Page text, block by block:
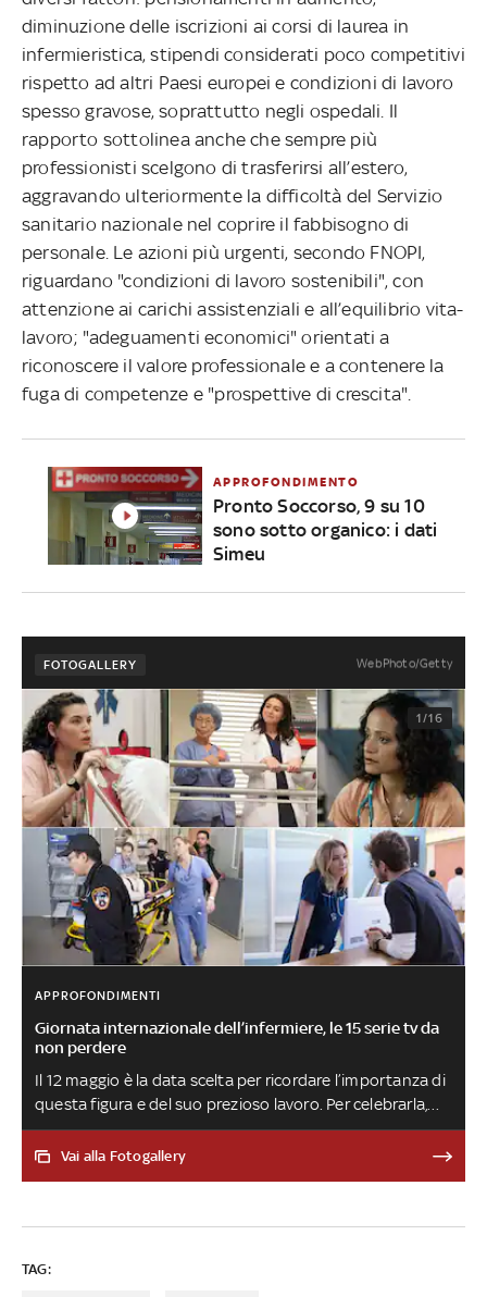
diminuzione delle iscrizioni ai corsi di laurea in
infermieristica, stipendi considerati poco competitivi
rispetto ad altri Paesi europei e condizioni di lavoro
spesso gravose, soprattutto negli ospedali. Il
rapporto sottolinea anche che sempre più
professionisti scelgono di trasferirsi all’estero,
aggravando ulteriormente la difficoltà del Servizio
sanitario nazionale nel coprire il fabbisogno di
personale. Le azioni più urgenti, secondo FNOPI,
riguardano "condizioni di lavoro sostenibili", con
attenzione ai carichi assistenziali e all’equilibrio vita-
lavoro; "adeguamenti economici" orientati a
riconoscere il valore professionale e a contenere la
fuga di competenze e "prospettive di crescita".
APPROFONDIMENTO
Pronto Soccorso, 9 su 10
sono sotto organico: i dati
Simeu
FOTOGALLERY WebPhoto/Getty
1/16
APPROFONDIMENTI
Giornata internazionale dell’infermiere, le 15 serie tv da
non perdere
Il 12 maggio è la data scelta per ricordare l’importanza di
questa figura e del suo prezioso lavoro. Per celebrarla,
ecco alcune produzioni televisive che hanno infermieri e
infermiere tra i protagonisti o che raccontano le loro
diventati celebri come Bokhee in Grey’s Anatomy e Carla
Vai alla Fotogallery
TAG: